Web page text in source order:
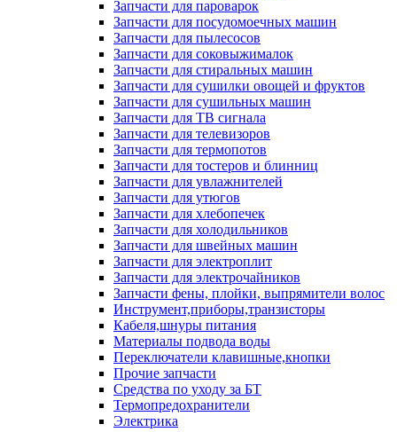
Запчасти для пароварок
Запчасти для посудомоечных машин
Запчасти для пылесосов
Запчасти для соковыжималок
Запчасти для стиральных машин
Запчасти для сушилки овощей и фруктов
Запчасти для сушильных машин
Запчасти для ТВ сигнала
Запчасти для телевизоров
Запчасти для термопотов
Запчасти для тостеров и блинниц
Запчасти для увлажнителей
Запчасти для утюгов
Запчасти для хлебопечек
Запчасти для холодильников
Запчасти для швейных машин
Запчасти для электроплит
Запчасти для электрочайников
Запчасти фены, плойки, выпрямители волос
Инструмент,приборы,транзисторы
Кабеля,шнуры питания
Материалы подвода воды
Переключатели клавишные,кнопки
Прочие запчасти
Средства по уходу за БТ
Термопредохранители
Электрика